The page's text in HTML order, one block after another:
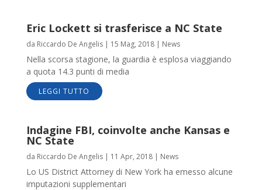
Eric Lockett si trasferisce a NC State
da Riccardo De Angelis| 15 Mag, 2018| News
Nella scorsa stagione, la guardia è esplosa viaggiando
a quota 14.3 punti di media
LEGGI TUTTO
Indagine FBI, coinvolte anche Kansas e
NC State
da Riccardo De Angelis| 11 Apr, 2018| News
Lo US District Attorney di New York ha emesso alcune
imputazioni supplementari